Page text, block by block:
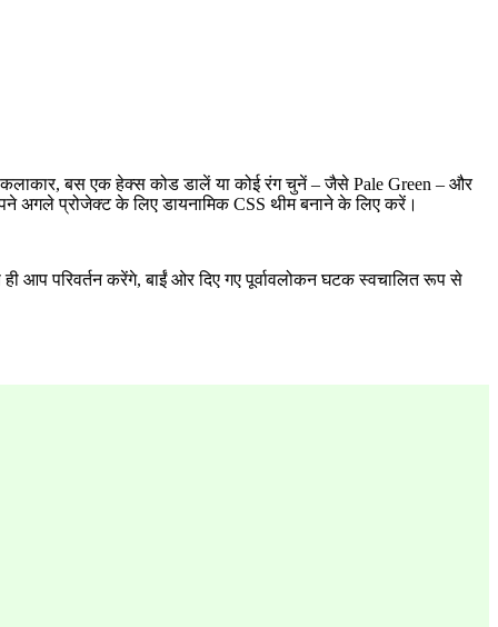
कलाकार, बस एक हेक्स कोड डालें या कोई रंग चुनें – जैसे Pale Green – और
अगले प्रोजेक्ट के लिए डायनामिक CSS थीम बनाने के लिए करें।
परिवर्तन करेंगे, बाईं ओर दिए गए पूर्वावलोकन घटक स्वचालित रूप से